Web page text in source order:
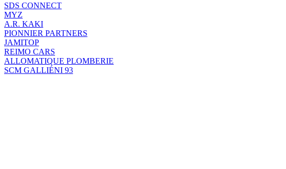
SDS CONNECT
MYZ
A.R. KAKI
PIONNIER PARTNERS
JAMITOP
REIMO CARS
ALLOMATIQUE PLOMBERIE
SCM GALLIÉNI 93